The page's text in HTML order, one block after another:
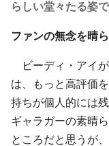
らしい堂々たる姿
ファンの無念を晴
ビーディ・アイが
は、もっと高評価
持ちが個人的には
ギャラガーの素晴
ところだと思うが